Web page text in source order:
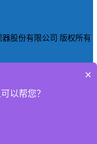
股份有限公司 版权所有
×
以帮您？